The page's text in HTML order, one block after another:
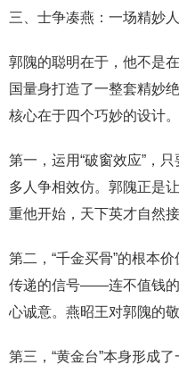
三、士争凑燕：一场精妙
郭隗的聪明在于，他不是
国量身打造了一整套精妙
核心在于四个巧妙的设计。
第一，运用“破窗效应”，
多人争相效仿。郭隗正是
重他开始，天下英才自然接
第二，“千金买骨”的根本
传递的信号——连不值钱
心诚意。燕昭王对郭隗的
第三，“黄金台”本身形成